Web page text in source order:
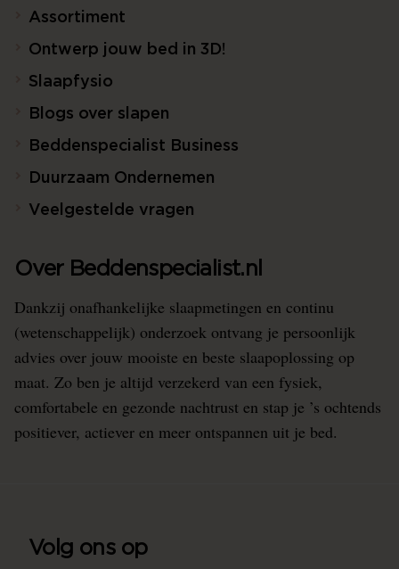
Assortiment
Ontwerp jouw bed in 3D!
Slaapfysio
Blogs over slapen
Beddenspecialist Business
Duurzaam Ondernemen
Veelgestelde vragen
Over Beddenspecialist.nl
Dankzij onafhankelijke slaapmetingen en continu
(wetenschappelijk) onderzoek ontvang je persoonlijk
advies over jouw mooiste en beste slaapoplossing op
maat. Zo ben je altijd verzekerd van een fysiek,
comfortabele en gezonde nachtrust en stap je ’s ochtends
positiever, actiever en meer ontspannen uit je bed.
Volg ons op